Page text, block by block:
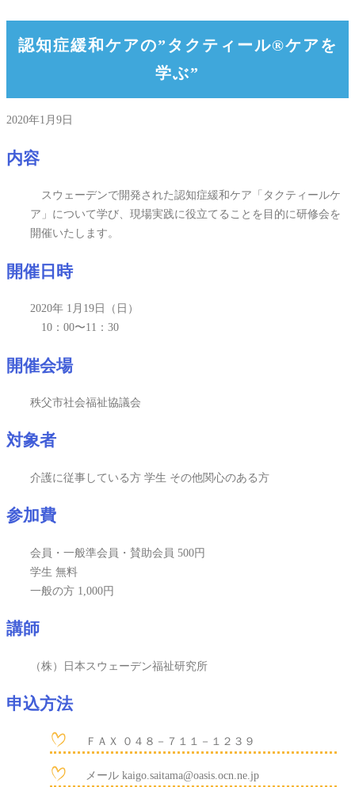
認知症緩和ケアの”タクティール®ケアを
学ぶ”
2020年1月9日
内容
スウェーデンで開発された認知症緩和ケア「タクティールケ
ア」について学び、現場実践に役立てることを目的に研修会を
開催いたします。
開催日時
2020年 1月19日（日）
10：00〜11：30
開催会場
秩父市社会福祉協議会
対象者
介護に従事している方 学生 その他関心のある方
参加費
会員・一般準会員・賛助会員 500円
学生 無料
一般の方 1,000円
講師
（株）日本スウェーデン福祉研究所
申込方法
ＦＡＸ ０４８－７１１－１２３９
メール kaigo.saitama@oasis.ocn.ne.jp